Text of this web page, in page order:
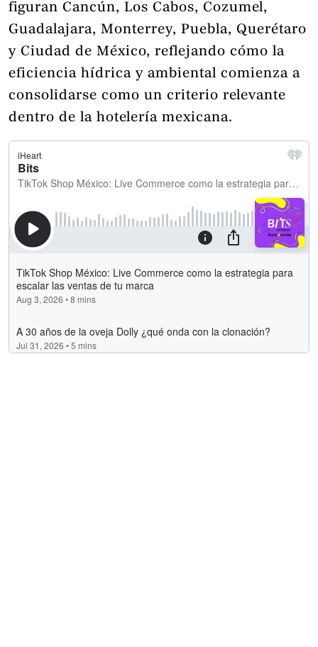
figuran Cancún, Los Cabos, Cozumel,
Guadalajara, Monterrey, Puebla, Querétaro
y Ciudad de México, reflejando cómo la
eficiencia hídrica y ambiental comienza a
consolidarse como un criterio relevante
dentro de la hotelería mexicana.